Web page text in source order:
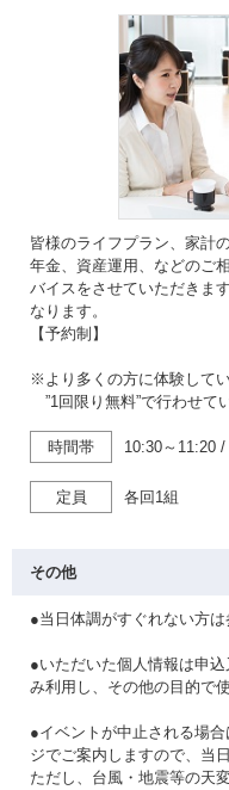
皆様のライフプラン、家計
年金、資産運用、などのご
バイスをさせていただきま
なります。
【予約制】
※より多くの方に体験してい
”1回限り無料”で行わせて
時間帯 10:30～11:20 /
定員 各回1組
その他
●当日体調がすぐれない方は
●いただいた個人情報は申
み利用し、その他の目的で
●イベントが中止される場
ジでご案内しますので、当
ただし、台風・地震等の天